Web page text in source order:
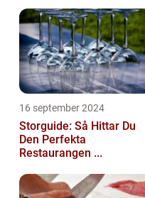
16 september 2024
Storguide: Så Hittar Du
Den Perfekta
Restaurangen ...